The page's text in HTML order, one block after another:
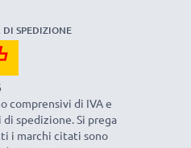
DI SPEDIZIONE
comprensivi di IVA e
spedizione. Si prega
i marchi citati sono